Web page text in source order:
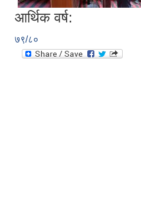
आर्थिक वर्ष:
७९/८०